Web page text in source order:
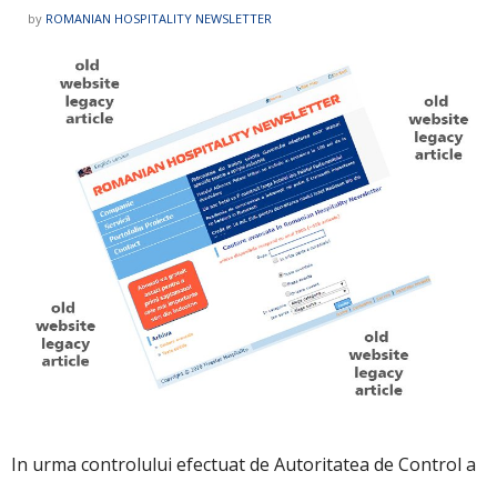
by ROMANIAN HOSPITALITY NEWSLETTER
In urma controlului efectuat de Autoritatea de Control a